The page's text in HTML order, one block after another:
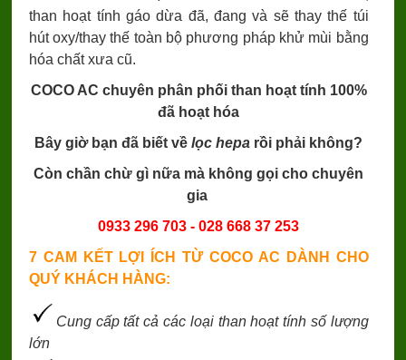
than hoạt tính gáo dừa đã, đang và sẽ thay thế túi
hút oxy/thay thế toàn bộ phương pháp khử mùi bằng
hóa chất xưa cũ.
COCO AC chuyên phân phối than hoạt tính 100%
đã hoạt hóa
Bây giờ bạn đã biết vềlọc hepa rồi phải không?
Còn chần chừ gì nữa mà không gọi cho chuyên
gia
0933 296 703 - 028 668 37 253
7 CAM KẾT LỢI ÍCH TỪ COCO AC DÀNH CHO
QUÝ KHÁCH HÀNG:
Cung cấp tất cả các loại than hoạt tính số lượng
lớn